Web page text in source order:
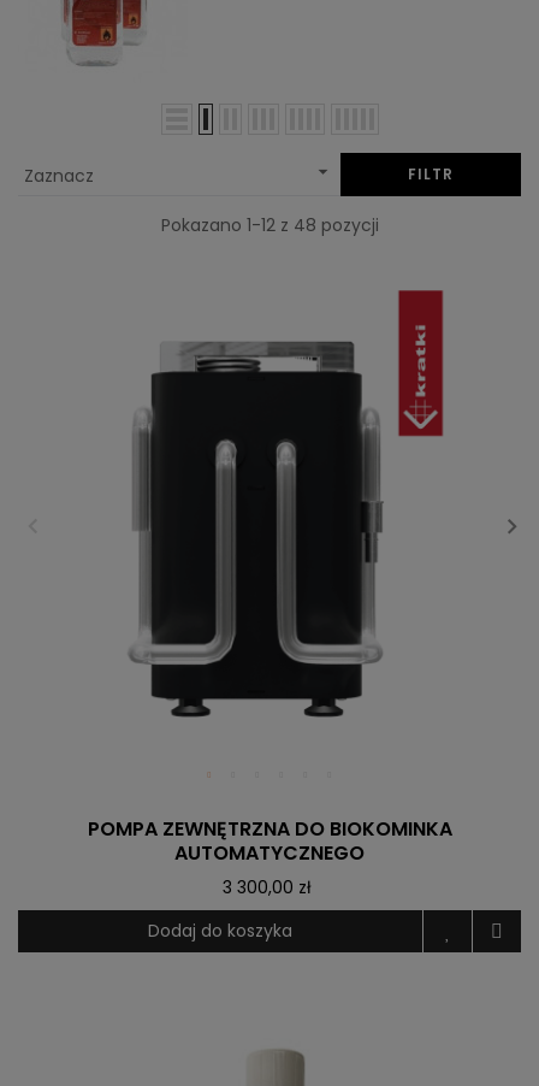
Zaznacz  FILTR
Pokazano 1-12 z 48 pozycji
POMPA ZEWNĘTRZNA DO BIOKOMINKA
AUTOMATYCZNEGO
3 300,00 zł
Dodaj do koszyka